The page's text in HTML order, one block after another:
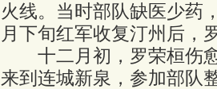
火线。当时部队缺医少药
月下旬红军收复汀州后，
十二月初，罗荣桓伤愈
来到连城新泉，参加部队